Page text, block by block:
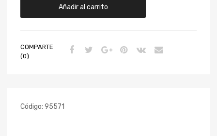
Añadir al carrito
COMPARTE
(0)
Código: 95571